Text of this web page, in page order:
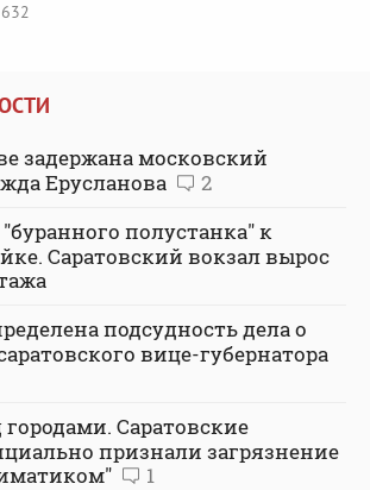
632
задержана московский
Ерусланова
2
полустанка" к
Саратовский вокзал вырос
подсудность дела о
вице-губернатора
Саратовские
признали загрязнение
1